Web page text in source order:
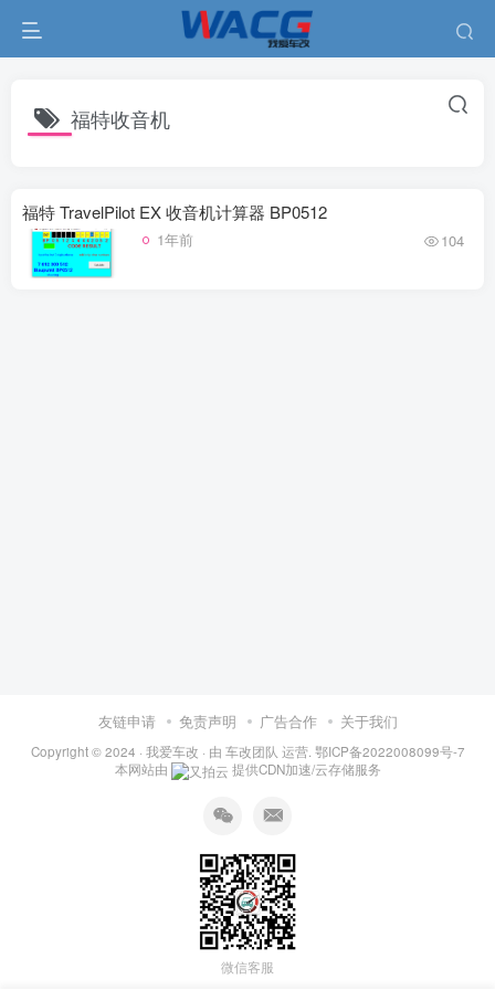
福特收音机
福特 TravelPilot EX 收音机计算器 BP0512
1年前 104
友链申请 免责声明 广告合作 关于我们
Copyright © 2024 · 我爱车改 · 由 车改团队 运营. 鄂ICP备2022008099号-7
本网站由
提供CDN加速/云存储服务
微信客服